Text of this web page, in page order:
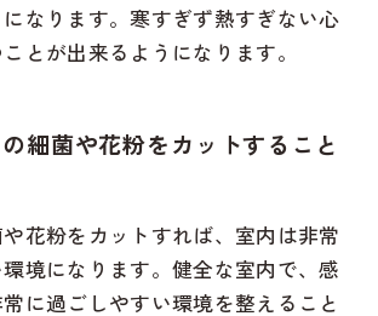
なります。寒すぎず熱すぎない心
とが出来るようになります。
細菌や花粉をカットすること
花粉をカットすれば、室内は非常
境になります。健全な室内で、感
に過ごしやすい環境を整えること